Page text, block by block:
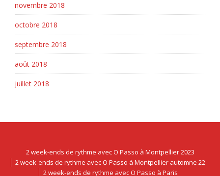
novembre 2018
octobre 2018
septembre 2018
août 2018
juillet 2018
2 week-ends de rythme avec O Passo à Montpellier 2023
2 week-ends de rythme avec O Passo à Montpellier automne 22
2 week-ends de rythme avec O Passo à Paris